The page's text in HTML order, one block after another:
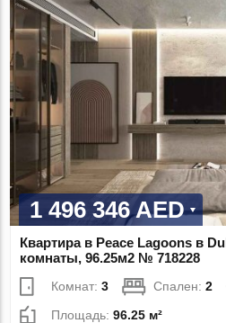
1 496 346 AED
Квартира в Peace Lagoons в
комнаты, 96.25м2 № 718228
Комнат:3 Спален:2
Площадь:96.25 м²